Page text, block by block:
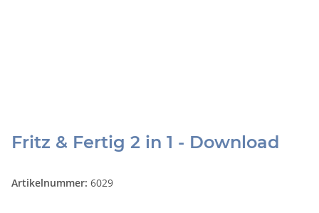
Fritz & Fertig 2 in 1 - Download
Artikelnummer: 6029